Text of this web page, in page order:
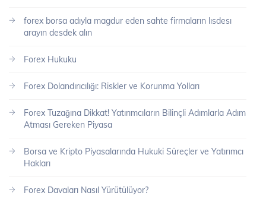
forex borsa adıyla magdur eden sahte firmaların lısdesı
arayın desdek alın
Forex Hukuku
Forex Dolandırıcılığı: Riskler ve Korunma Yolları
Forex Tuzağına Dikkat! Yatırımcıların Bilinçli Adımlarla Adım
Atması Gereken Piyasa
Borsa ve Kripto Piyasalarında Hukuki Süreçler ve Yatırımcı
Hakları
Forex Davaları Nasıl Yürütülüyor?